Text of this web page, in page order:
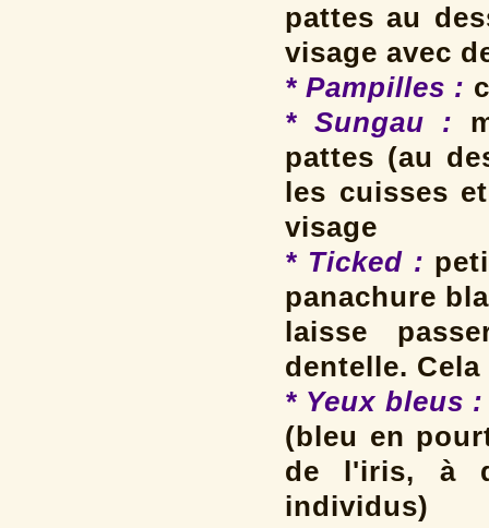
pattes au
visage avec
* Pampilles :
* Sungau :
pattes (au
les cuisses
visage
* Ticked :
panachure
laisse
dentelle.
* Yeux bleus :
(bleu en
de l'iris, à
individus)